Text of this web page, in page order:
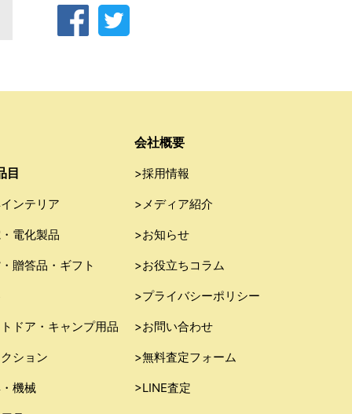
目
ンテリア
電化製品
贈答品・ギフト
ドア・キャンプ用品
ション
機械
会社概要
>採用情報
>メディア紹介
>お知らせ
>お役立ちコラム
>プライバシーポリシー
>お問い合わせ
>無料査定フォーム
>LINE査定